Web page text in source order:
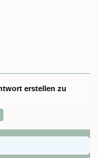
erstellen zu